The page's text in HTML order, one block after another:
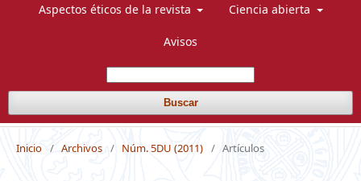
Aspectos éticos de la revista Ciencia abierta
Avisos
Buscar
Inicio / Archivos / Núm. 5DU (2011) / Artículos